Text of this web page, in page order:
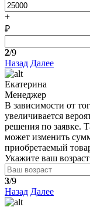
+
₽
2/9
Назад Далее
Екатерина
Менеджер
В зависимости от
увеличивается
решения по заявке.
может изменить
приобретаемый
Укажите ваш возраст
3/9
Назад Далее